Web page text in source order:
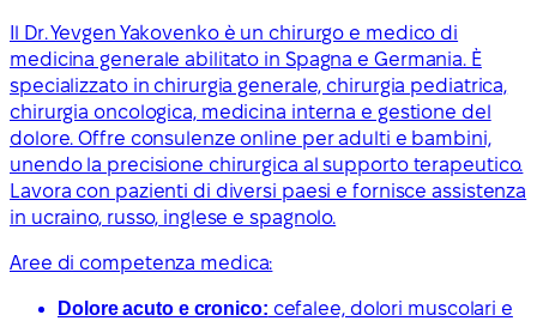
Il Dr. Yevgen Yakovenko è un chirurgo e medico di
medicina generale abilitato in Spagna e Germania. È
specializzato in chirurgia generale, chirurgia pediatrica,
chirurgia oncologica, medicina interna e gestione del
dolore. Offre consulenze online per adulti e bambini,
unendo la precisione chirurgica al supporto terapeutico.
Lavora con pazienti di diversi paesi e fornisce assistenza
in ucraino, russo, inglese e spagnolo.
Aree di competenza medica:
Dolore acuto e cronico: cefalee, dolori muscolari e